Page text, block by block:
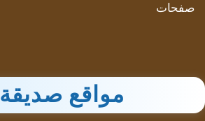
صفحات
مواقع صديقة